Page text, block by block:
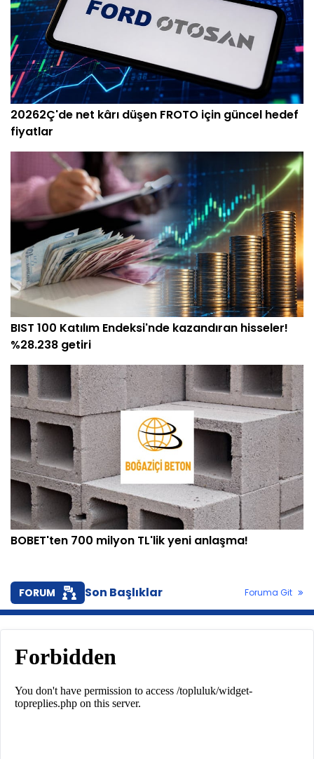
20262Ç'de net kârı düşen FROTO için güncel hedef
fiyatlar
BIST 100 Katılım Endeksi'nde kazandıran hisseler!
%28.238 getiri
BOBET'ten 700 milyon TL'lik yeni anlaşma!
FORUM Son Başlıklar Foruma Git